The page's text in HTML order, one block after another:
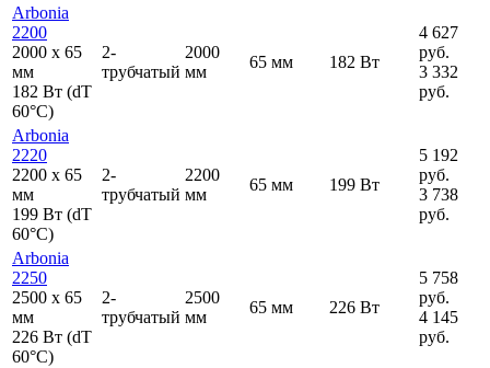
Arbonia
2200
2000 x 65
мм
182 Вт (dT
60°C)
2-
трубчатый
2000
мм
65 мм 182 Вт
4 627
руб.
3 332
руб.
Arbonia
2220
2200 x 65
мм
199 Вт (dT
60°C)
2-
трубчатый
2200
мм
65 мм 199 Вт
5 192
руб.
3 738
руб.
Arbonia
2250
2500 x 65
мм
226 Вт (dT
60°C)
2-
трубчатый
2500
мм
65 мм 226 Вт
5 758
руб.
4 145
руб.